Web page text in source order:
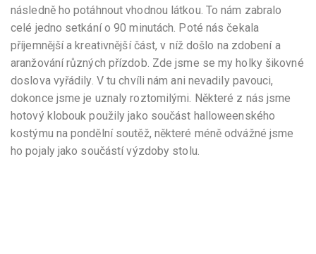
následně ho potáhnout vhodnou látkou. To nám zabralo
celé jedno setkání o 90 minutách. Poté nás čekala
příjemnější a kreativnější část, v níž došlo na zdobení a
aranžování různých přízdob. Zde jsme se my holky šikovné
doslova vyřádily. V tu chvíli nám ani nevadily pavouci,
dokonce jsme je uznaly roztomilými. Některé z nás jsme
hotový klobouk použily jako součást halloweenského
kostýmu na pondělní soutěž, některé méně odvážné jsme
ho pojaly jako součástí výzdoby stolu.